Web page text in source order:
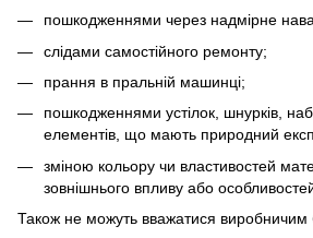
пошкодженнями через надмірне
слідами самостійного ремонту;
прання в пральній машинці;
пошкодженнями устілок, шнурків,
елементів, що мають природний
зміною кольору чи властивостей
зовнішнього впливу або особливостей
Також не можуть вважатися виробничим